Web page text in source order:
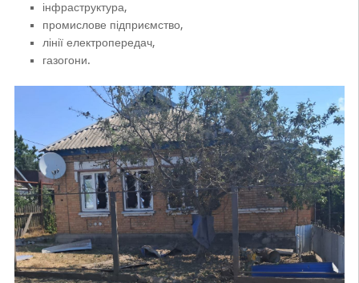
інфраструктура,
промислове підприємство,
лінії електропередач,
газогони.